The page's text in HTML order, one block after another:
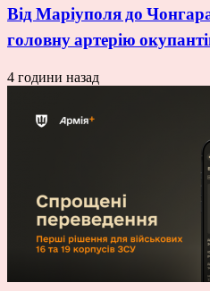
Від Маріуполя до
головну артерію
4 години назад